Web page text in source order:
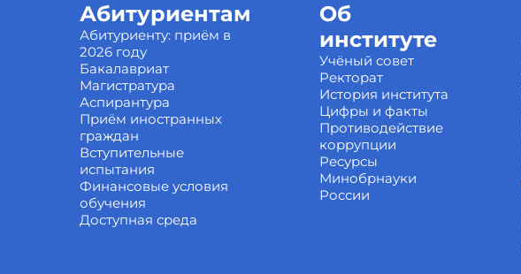
Абитуриентам
Абитуриенту: приём в
2026 году
Бакалавриат
Магистратура
Аспирантура
Приём иностранных
граждан
Вступительные
испытания
Финансовые условия
обучения
Доступная среда
Об
институте
Учёный совет
Ректорат
История института
Цифры и факты
Противодействие
коррупции
Ресурсы
Минобрнауки
России